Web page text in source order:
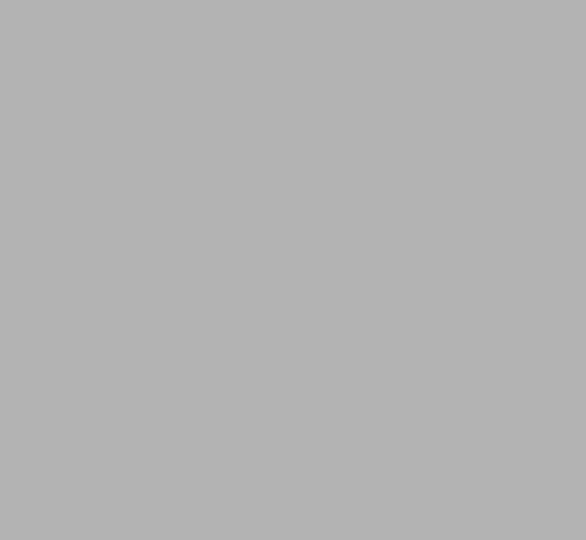
pubblicità che risulti
terzi. Qui sono
possibile attivarli e/o
conto del fatto che il
Piattaforma e il suo
selezione relativa ai
alcuna opzione,
ulteriori informazioni,